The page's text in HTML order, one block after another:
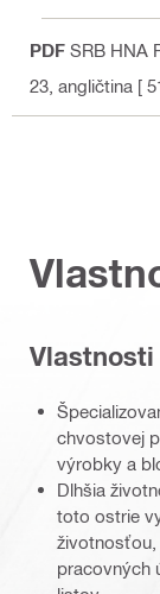
PDF SRB HNA
23 , angličtina [
Vlastnosti
chvostovej
výrobky a
Dlhšia
toto ostrie
životnosťou,
pracovných